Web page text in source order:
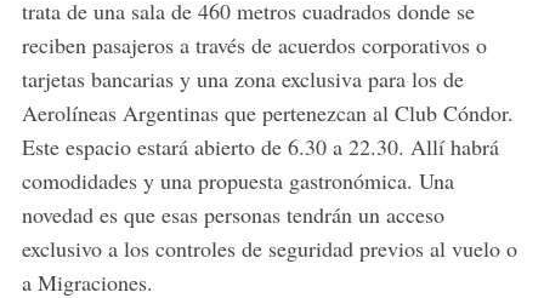
trata de una sala de 460 metros cuadrados donde se
reciben pasajeros a través de acuerdos corporativos o
tarjetas bancarias y una zona exclusiva para los de
Aerolíneas Argentinas que pertenezcan al Club Cóndor.
Este espacio estará abierto de 6.30 a 22.30. Allí habrá
comodidades y una propuesta gastronómica. Una
novedad es que esas personas tendrán un acceso
exclusivo a los controles de seguridad previos al vuelo o
a Migraciones.